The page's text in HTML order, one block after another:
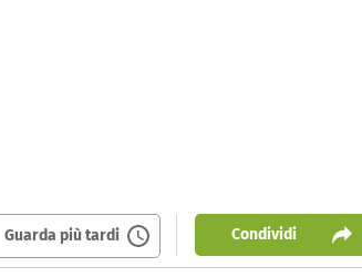
Guarda più tardi Condividi